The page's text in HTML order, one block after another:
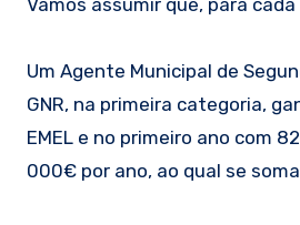
Vamos assumir que, para
Um Agente Municipal de
GNR, na primeira categoria,
EMEL e no primeiro ano com
000€ por ano, ao qual se